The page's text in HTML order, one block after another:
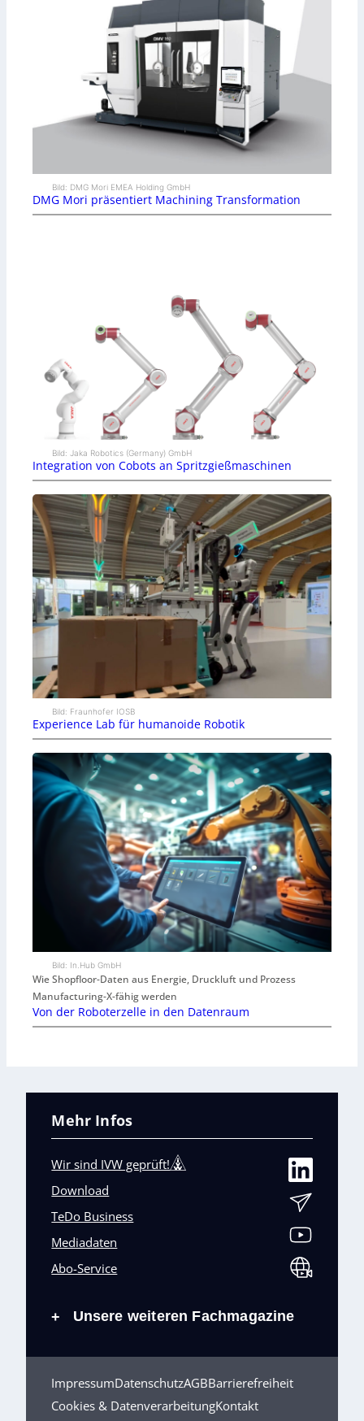
Bild: DMG Mori EMEA Holding GmbH
DMG Mori präsentiert Machining Transformation
Bild: Jaka Robotics (Germany) GmbH
Integration von Cobots an Spritzgießmaschinen
Bild: Fraunhofer IOSB
Experience Lab für humanoide Robotik
Bild: In.Hub GmbH
Wie Shopfloor-Daten aus Energie, Druckluft und Prozess
Manufacturing-X-fähig werden
Von der Roboterzelle in den Datenraum
Mehr Infos
Wir sind IVW geprüft!
Download
TeDo Business
Mediadaten
Abo-Service
+ Unsere weiteren Fachmagazine
ImpressumDatenschutzAGBBarrierefreiheit
Cookies & DatenverarbeitungKontakt